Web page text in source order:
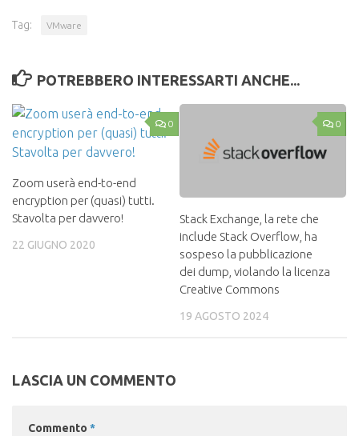
Tag: VMware
POTREBBERO INTERESSARTI ANCHE...
0
Zoom userà end-to-end
encryption per (quasi) tutti.
Stavolta per davvero!
22 GIUGNO 2020
0
Stack Exchange, la rete che
include Stack Overflow, ha
sospeso la pubblicazione
dei dump, violando la licenza
Creative Commons
19 AGOSTO 2024
LASCIA UN COMMENTO
Commento *